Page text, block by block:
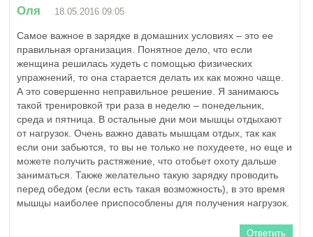
Липолитики для
похудения: как, что и
почему?
Оля 18.05.2016 09:05
Самое важное в зарядке в домашних условиях – это ее
правильная организация. Понятное дело, что если
женщина решилась худеть с помощью физических
упражнений, то она старается делать их как можно чаще.
А это совершенно неправильное решение. Я занимаюсь
такой тренировкой три раза в неделю – понедельник,
среда и пятница. В остальные дни мои мышцы отдыхают
от нагрузок. Очень важно давать мышцам отдых, так как
если они забьются, то вы не только не похудеете, но еще и
можете получить растяжение, что отобьет охоту дальше
заниматься. Также желательно такую зарядку проводить
перед обедом (если есть такая возможность), в это время
мышцы наиболее приспособлены для получения нагрузок.
Ответить